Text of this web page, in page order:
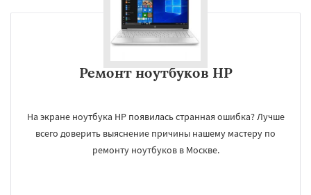
Ремонт ноутбуков HP
На экране ноутбука HP появилась странная ошибка? Лучше
всего доверить выяснение причины нашему мастеру по
ремонту ноутбуков в Москве.
×